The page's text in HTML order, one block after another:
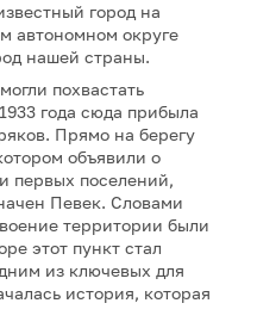
город на
автономном округе
нашей страны.
похвастать
года сюда прибыла
Прямо на берегу
объявили о
первых поселений,
Певек. Словами
территории были
этот пункт стал
из ключевых для
история, которая